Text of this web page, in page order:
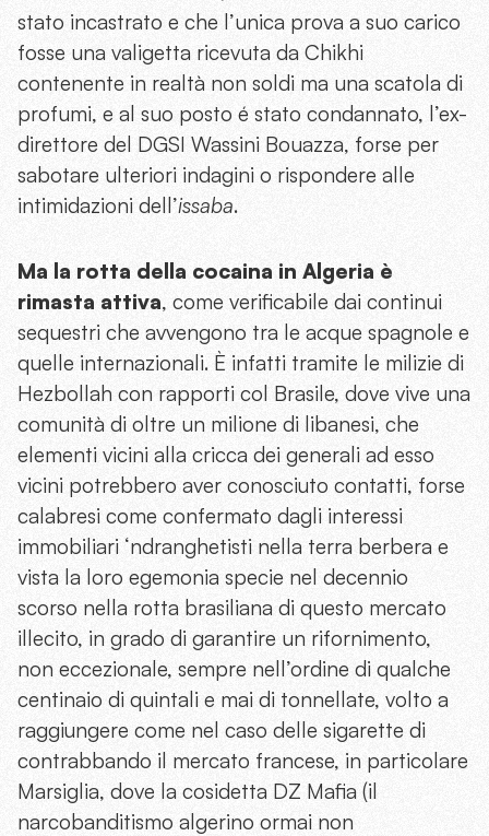
stato incastrato e che l’unica prova a suo carico
fosse una valigetta ricevuta da Chikhi
contenente in realtà non soldi ma una scatola di
profumi, e al suo posto é stato condannato, l’ex-
direttore del DGSI Wassini Bouazza, forse per
sabotare ulteriori indagini o rispondere alle
intimidazioni dell’issaba.
Ma la rotta della cocaina in Algeria è
rimasta attiva, come verificabile dai continui
sequestri che avvengono tra le acque spagnole e
quelle internazionali. È infatti tramite le milizie di
Hezbollah con rapporti col Brasile, dove vive una
comunità di oltre un milione di libanesi, che
elementi vicini alla cricca dei generali ad esso
vicini potrebbero aver conosciuto contatti, forse
calabresi come confermato dagli interessi
immobiliari ‘ndranghetisti nella terra berbera e
vista la loro egemonia specie nel decennio
scorso nella rotta brasiliana di questo mercato
illecito, in grado di garantire un rifornimento,
non eccezionale, sempre nell’ordine di qualche
centinaio di quintali e mai di tonnellate, volto a
raggiungere come nel caso delle sigarette di
contrabbando il mercato francese, in particolare
Marsiglia, dove la cosidetta DZ Mafia (il
narcobanditismo algerino ormai non